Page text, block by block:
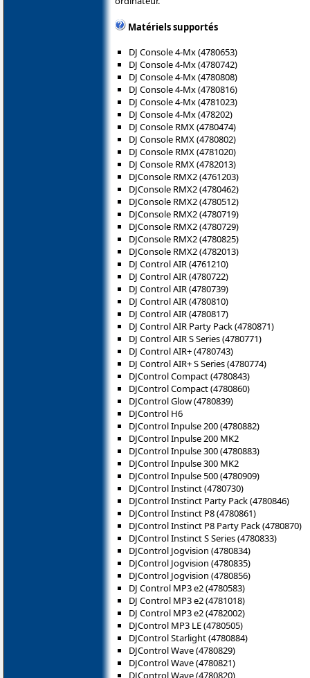
Matériels supportés
DJ Console 4-Mx (4780653)
DJ Console 4-Mx (4780742)
DJ Console 4-Mx (4780808)
DJ Console 4-Mx (4780816)
DJ Console 4-Mx (4781023)
DJ Console 4-Mx (478202)
DJ Console RMX (4780474)
DJ Console RMX (4780802)
DJ Console RMX (4781020)
DJ Console RMX (4782013)
DJConsole RMX2 (4761203)
DJConsole RMX2 (4780462)
DJConsole RMX2 (4780512)
DJConsole RMX2 (4780719)
DJConsole RMX2 (4780729)
DJConsole RMX2 (4780825)
DJConsole RMX2 (4782013)
DJ Control AIR (4761210)
DJ Control AIR (4780722)
DJ Control AIR (4780739)
DJ Control AIR (4780810)
DJ Control AIR (4780817)
DJ Control AIR Party Pack (4780871)
DJ Control AIR S Series (4780771)
DJ Control AIR+ (4780743)
DJ Control AIR+ S Series (4780774)
DJControl Compact (4780843)
DJControl Compact (4780860)
DJControl Glow (4780839)
DJControl H6
DJControl Inpulse 200 (4780882)
DJControl Inpulse 200 MK2
DJControl Inpulse 300 (4780883)
DJControl Inpulse 300 MK2
DJControl Inpulse 500 (4780909)
DJControl Instinct (4780730)
DJControl Instinct Party Pack (4780846)
DJControl Instinct P8 (‎4780861)
DJControl Instinct P8 Party Pack (4780870)
DJControl Instinct S Series (4780833)
DJControl Jogvision (4780834)
DJControl Jogvision (4780835)
DJControl Jogvision (4780856)
DJ Control MP3 e2 (4780583)
DJ Control MP3 e2 (4781018)
DJ Control MP3 e2 (4782002)
DJControl MP3 LE (4780505)
DJControl Starlight (4780884)
DJControl Wave (4780829)
DJControl Wave (4780821)
DJControl Wave (4780820)